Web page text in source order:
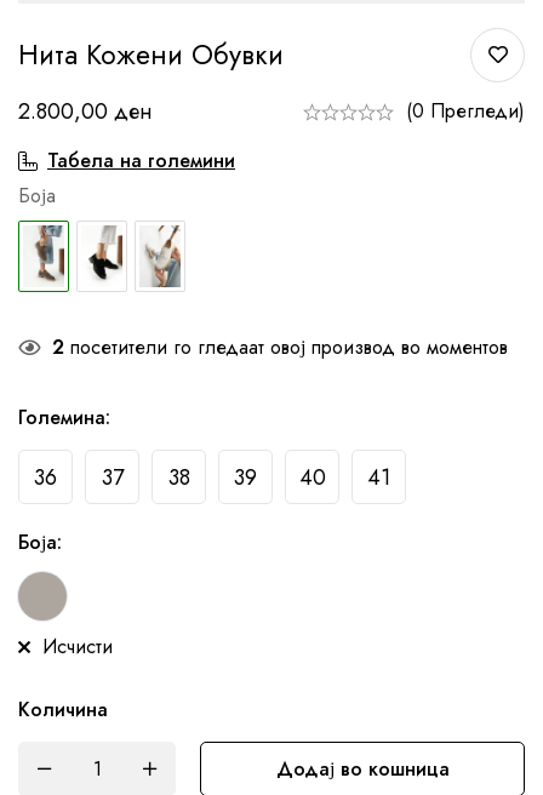
Нита Кожени Обувки
2.800,00ден
(0 Прегледи)
Табела на големини
Боја
2 посетители го гледаат овој производ во моментов
Големина:
36 37 38 39 40 41
Боја:
Исчисти
Количина
Додај во кошница